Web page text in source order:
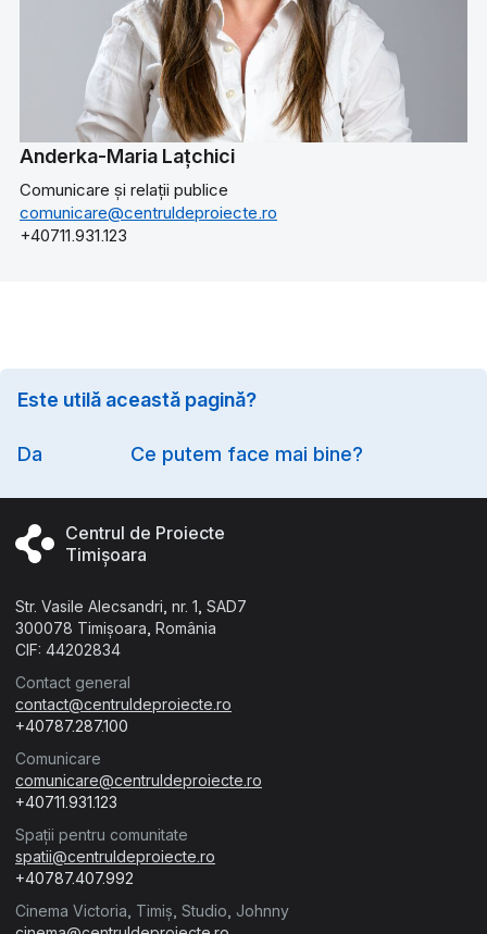
Anderka-Maria Lațchici
Comunicare și relații publice
comunicare@centruldeproiecte.ro
+40711.931.123
Este utilă această pagină?
Option
Da Ce putem face mai bine?
Centrul de Proiecte
Timișoara
Str. Vasile Alecsandri, nr. 1, SAD7
300078 Timișoara, România
CIF: 44202834
Contact general
contact@centruldeproiecte.ro
+40787.287.100
Comunicare
comunicare@centruldeproiecte.ro
+40711.931.123
Spații pentru comunitate
spatii@centruldeproiecte.ro
+40787.407.992
Cinema Victoria, Timiș, Studio, Johnny